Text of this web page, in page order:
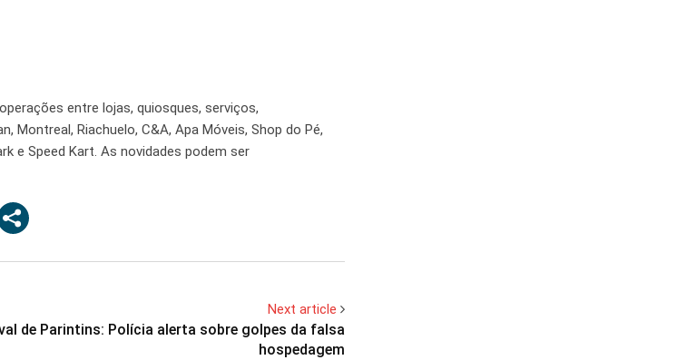
entre lojas, quiosques, serviços,
Riachuelo, C&A, Apa Móveis, Shop do Pé,
e Speed Kart. As novidades podem ser
Next article
de Parintins: Polícia alerta sobre golpes da falsa
hospedagem